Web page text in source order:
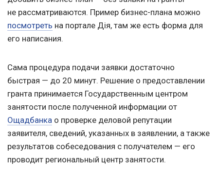
не рассматриваются. Пример бизнес-плана можно
посмотреть на портале Дія, там же есть форма для
его написания.
Сама процедура подачи заявки достаточно
быстрая — до 20 минут. Решение о предоставлении
гранта принимается Государственным центром
занятости после полученной информации от
Ощадбанка о проверке деловой репутации
заявителя, сведений, указанных в заявлении, а также
результатов собеседования с получателем — его
проводит региональный центр занятости.